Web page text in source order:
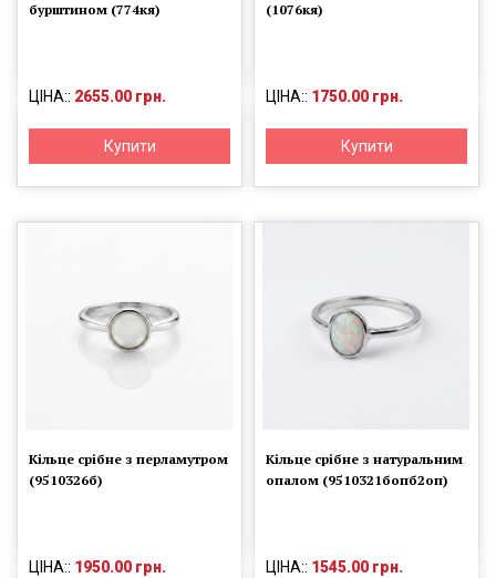
бурштином (774кя)
ЦІНА:: 2655.00 грн.
Купити
(1076кя)
ЦІНА:: 1750.00 грн.
Купити
Кільце срібне з перламутром
(9510326б)
ЦІНА:: 1950.00 грн.
Кільце срібне з натуральним
опалом (9510321бопб2оп)
ЦІНА:: 1545.00 грн.